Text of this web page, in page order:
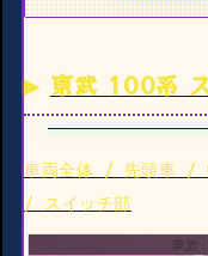
東武 100系 ス
車両全体 / 先頭車 /
/ スイッチ部
東武